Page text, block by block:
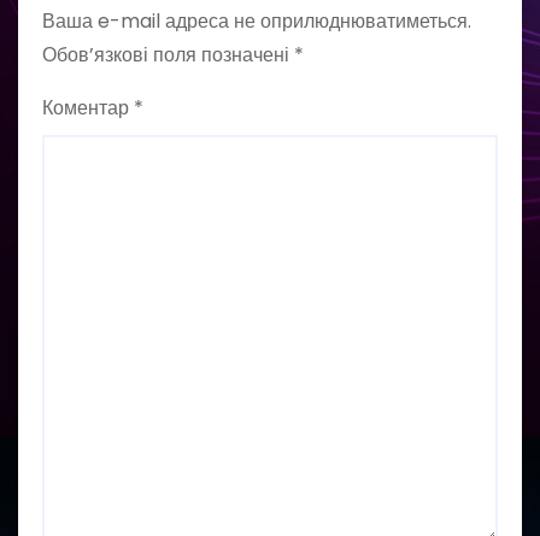
Ваша e-mail адреса не оприлюднюватиметься.
Обов’язкові поля позначені *
Коментар *